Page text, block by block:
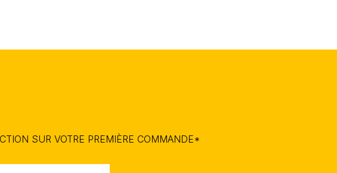
SUR VOTRE PREMIÈRE COMMANDE*